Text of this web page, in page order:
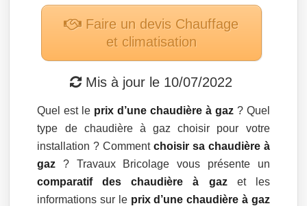
Faire un devis Chauffage
et climatisation
Mis à jour le 10/07/2022
Quel est le prix d’une chaudière à gaz? Quel
type de chaudière à gaz choisir pour votre
installation ? Comment choisir sa chaudière à
gaz ? Travaux Bricolage vous présente un
comparatif des chaudière à gazet les
informations sur le prix d’une chaudière à gaz